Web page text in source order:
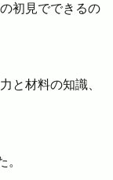
初見でできるの
と材料の知識、
。